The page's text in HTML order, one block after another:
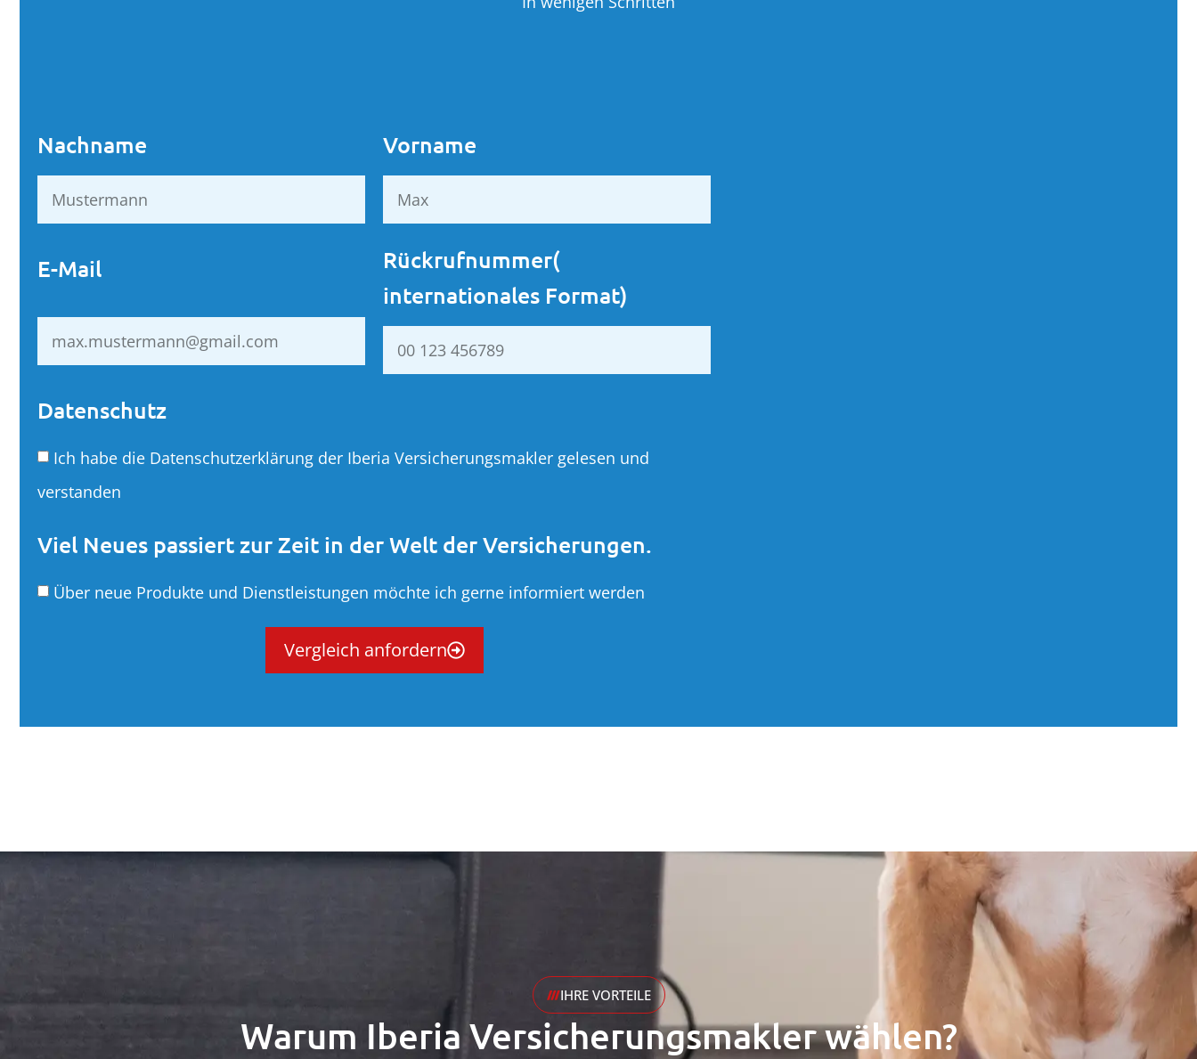
Nachname Vorname
E-Mail
Rückrufnummer(
internationales Format)
Datenschutz
Ich habe die Datenschutzerklärung der Iberia Versicherungsmakler gelesen und
verstanden
Viel Neues passiert zur Zeit in der Welt der Versicherungen.
Über neue Produkte und Dienstleistungen möchte ich gerne informiert werden
Vergleich anfordern
IHRE VORTEILE
Warum Iberia Versicherungsmakler wählen?